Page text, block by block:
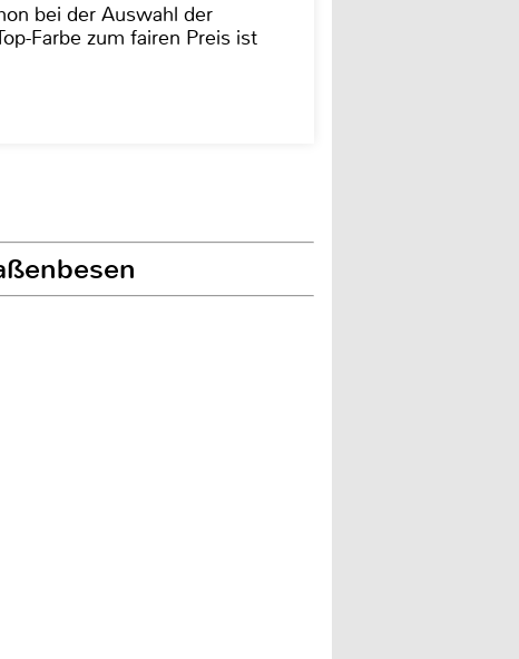
bei der Auswahl der
Farbe zum fairen Preis ist